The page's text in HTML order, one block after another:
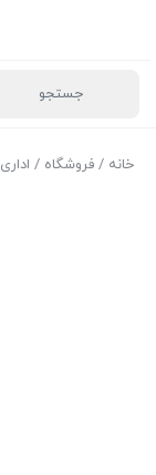
خانه / فروشگاه / اداری